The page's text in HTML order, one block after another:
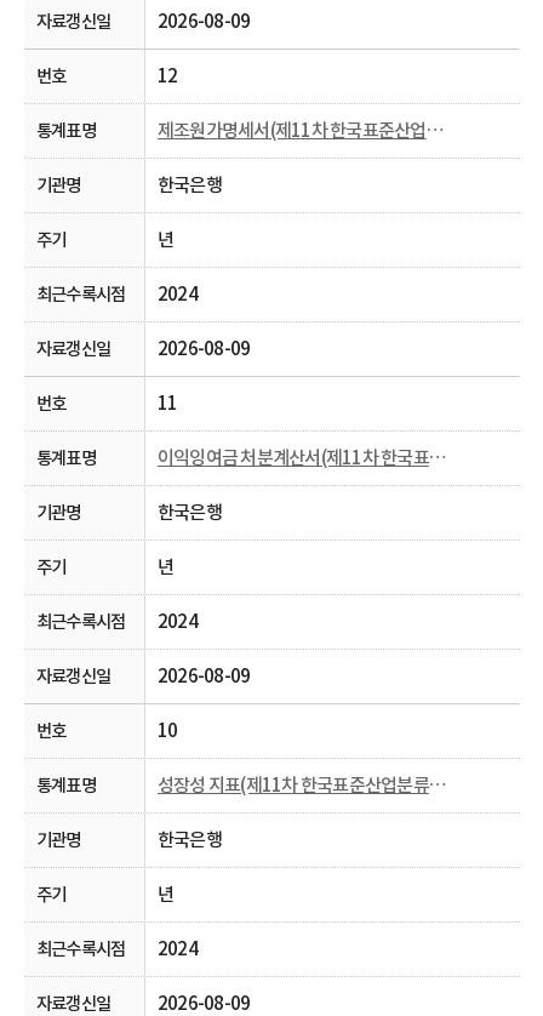
2026-08-09
12
제조원가명세서(제11차 한국표준산업분류， 2009~)
한국은행
년
2024
2026-08-09
11
이익잉여금 처분계산서(제11차 한국표준산업분류， 2009~)
한국은행
년
2024
2026-08-09
10
성장성 지표(제11차 한국표준산업분류， 2009~)
한국은행
년
2024
2026-08-09